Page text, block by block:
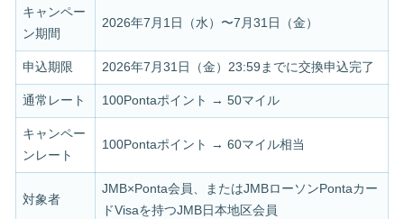
キャンペー
ン期間
2026年7月1日（水）〜7月31日（金）
申込期限 2026年7月31日（金）23:59までに交換申込完了
通常レート 100Pontaポイント → 50マイル
キャンペー
ンレート
100Pontaポイント → 60マイル相当
対象者
JMB×Ponta会員、またはJMBローソンPontaカー
ドVisaを持つJMB日本地区会員